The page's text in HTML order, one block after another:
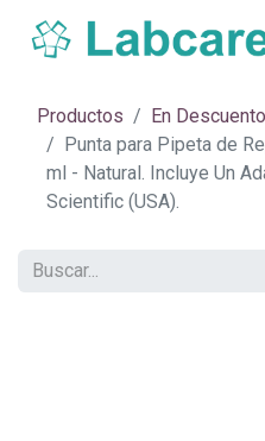
Productos
En Descuento
​Punta para Pipeta de
ml - Natural. Incluye Un
Scientific (USA).